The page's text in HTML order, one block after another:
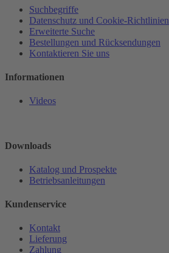
Suchbegriffe
Datenschutz und Cookie-Richtlinien
Erweiterte Suche
Bestellungen und Rücksendungen
Kontaktieren Sie uns
Informationen
Videos
Downloads
Katalog und Prospekte
Betriebsanleitungen
Kundenservice
Kontakt
Lieferung
Zahlung